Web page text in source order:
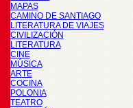
MAPAS
CAMINO DE SANTIAGO
LITERATURA DE VIAJES
CIVILIZACIÓN
LITERATURA
CINE
MÚSICA
ARTE
COCINA
POLONIA
TEATRO